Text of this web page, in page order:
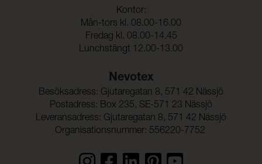
4-5
Kontor:
Mån-tors kl. 08.00-16.00
Fredag kl. 08.00-14.45
Lunchstängt 12.00-13.00
Nevotex
Besöksadress: Gjutaregatan 8, 571 42 Nässjö
Postadress: Box 235, SE-571 23 Nässjö
Leveransadress: Gjutaregatan 8, 571 42 Nässjö
Organisationsnummer: 556220-7752